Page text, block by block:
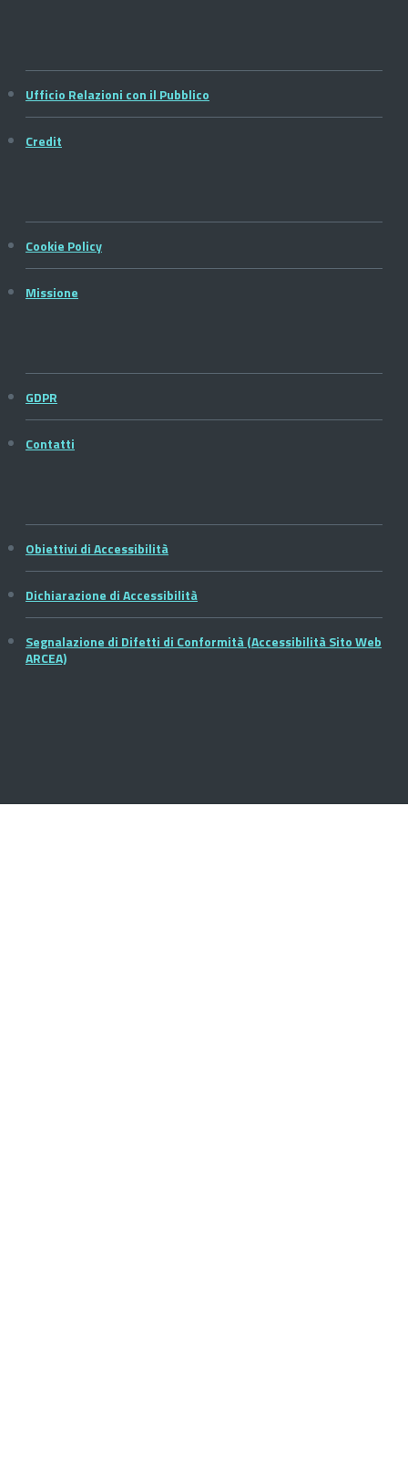
Ufficio Relazioni con il Pubblico
Credit
Cookie Policy
Missione
GDPR
Contatti
Obiettivi di Accessibilità
Dichiarazione di Accessibilità
Segnalazione di Difetti di Conformità (Accessibilità Sito Web
ARCEA)